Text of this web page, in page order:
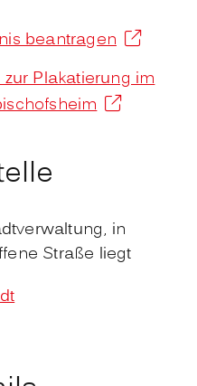
beantragen
Plakatierung im
in
Straße liegt